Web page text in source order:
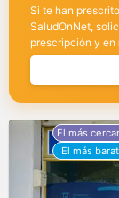
Si te han
SaludOnNet,
prescripción y en